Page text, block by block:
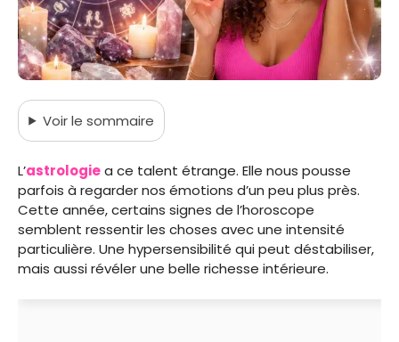
Voirle sommaire
L’astrologiea ce talent étrange. Elle nous pousse
parfois à regarder nos émotions d’un peu plus près.
Cette année, certains signes de l’horoscope
semblent ressentir les choses avec une intensité
particulière. Une hypersensibilité qui peut déstabiliser,
mais aussi révéler une belle richesse intérieure.